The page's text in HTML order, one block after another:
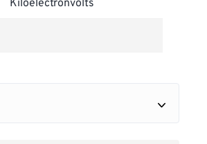
Kiloelectronvolts